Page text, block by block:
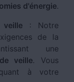
d'énergie.
: Notre
de la
une
veille. Vous
à votre